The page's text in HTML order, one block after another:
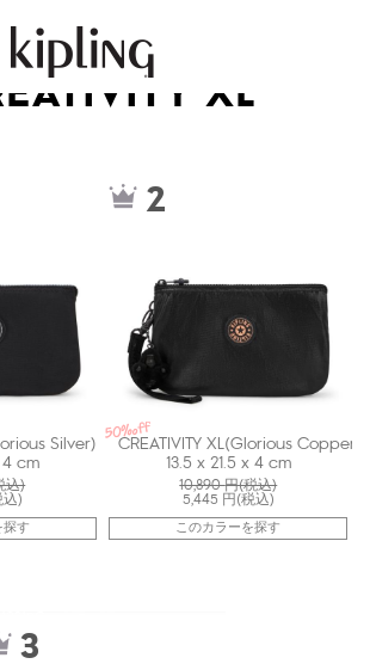
XL
Silver)
4 cm
込)
込)
探す
2
50%off
CREATIVITY XL(Glorious Copper)
13.5 x 21.5 x 4 cm
10,890円(税込)
5,445 円(税込)
このカラーを探す
3